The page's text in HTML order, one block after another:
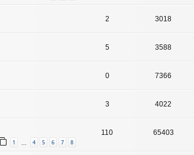
2 3018
5 3588
0 7366
3 4022
1 … 4 5 6 7 8
110 65403